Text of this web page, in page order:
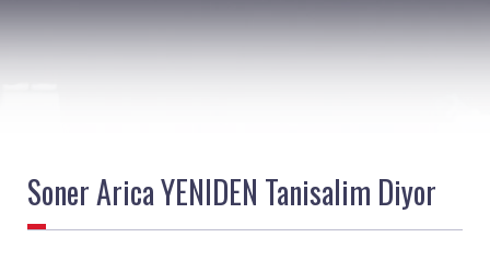
Soner Arica YENIDEN Tanisalim Diyor